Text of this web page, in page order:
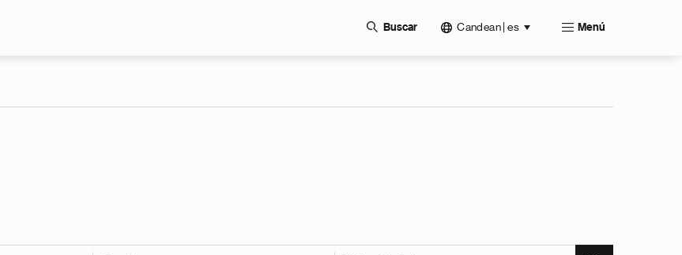
Buscar Candean | es Menú